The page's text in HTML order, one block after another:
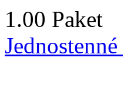
1.00 Paket